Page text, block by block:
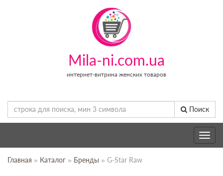
Mila-ni.com.ua
интернет-витрина женских товаров
Поиск
Toggle
Главная » Каталог » Бренды » G-Star Raw